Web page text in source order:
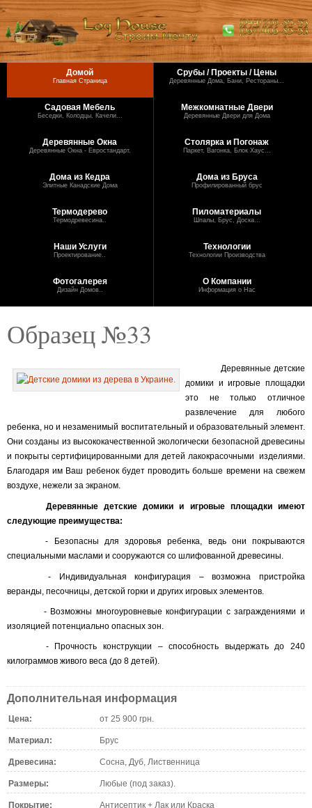
Домой
Главная Страница
Срубы / Проекты / Цены
Деревянные Дома, Бани, Рестораны...
Садовая Мебель
Беседки, Колодцы, Качели...
Межкомнатные Двери
Деревянные Двери для Дома
Деревянные Окна
Деревянные Окна - Евростандарт.
Столярка и Погонаж
Паркет, Вагонка, Блок Хаус...
Дома из Кедра
Элитные Канадские Дома
Дома из Бруса
Профилированный брус
Термодерево
Термодревесина..
Пиломатериалы
Шпалы, Брус, Доска...
Наши Услуги
Проектирование..
Технологии
Технологии Производства
Фотогалерея
Дизайн Домов..
О Компании
Информация о Нас
Образец №33
Деревянные детские
домики и игровые площадки
это не только отличное
развлечение для любого
ребенка, но и незаменимый воспитательный и образовательный элемент.
Они созданы из высококачественной экологически безопасной древесины
и покрыты сертифицированными для детей лакокрасочными изделиями.
Благодаря им Ваш ребенок будет проводить больше времени на свежем
воздухе, нежели за экраном.
Деревянные детские домики и игровые площадки имеют
следующие преимущества:
- Безопасны для здоровья ребенка, ведь они покрываются
специальными маслами и сооружаются со шлифованной древесины.
- Индивидуальная конфигурация – возможна пристройка
веранды, песочницы, детской горки и других игровых элементов.
- Возможны многоуровневые конфигурации с заграждениями и
изоляцией потенциально опасных зон.
- Прочность конструкции – способность выдержать до 240
килограммов живого веса (до 8 детей).
Дополнительная информация
Цена: от 25 900 грн.
Материал: Брус
Древесина: Сосна, Дуб, Лиственница
Размеры: Любые (под заказ).
Покрытие: Антисептик + Лак или Краска